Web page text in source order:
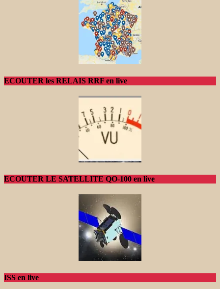
ECOUTER les RELAIS RRF en live
ECOUTER LE SATELLITE QO-100 en live
ISS en live